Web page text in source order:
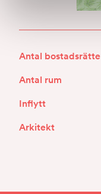
Antal
Antal rum
Inflytt
Arkitekt